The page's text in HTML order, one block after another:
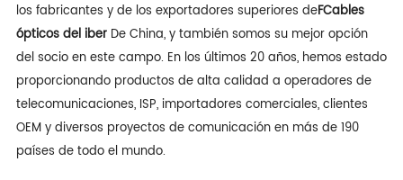
los fabricantes y de los exportadores superiores deFCables
ópticos del iber De China, y también somos su mejor opción
del socio en este campo. En los últimos 20 años, hemos estado
proporcionando productos de alta calidad a operadores de
telecomunicaciones, ISP, importadores comerciales, clientes
OEM y diversos proyectos de comunicación en más de 190
países de todo el mundo.